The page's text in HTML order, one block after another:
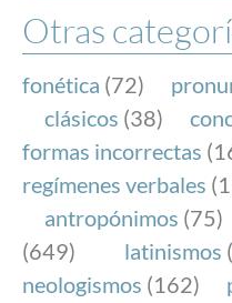
NOTICIAS
SOBRE LA
FundéuRAE es una
y la Real Academia
el buen uso del
Internet.
Otras
fonética (72)
clásicos (38)
formas incorrectas
regímenes verbales
antropónimos (75)
(649)
latinismos
neologismos (162)